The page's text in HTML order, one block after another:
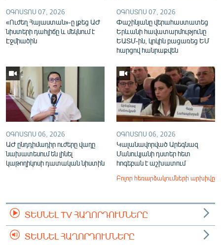
ՕԳՈՍՏՈՍ 07, 2026
«Ուժեղ Հայաստան»-ը լքեց ԱԺ
նիստերի դահլիճը և մեկնում է
Էջմիածին
ՕԳՈՍՏՈՍ 07, 2026
Փաշինյանը վերահաստատեց
Երևանի հավատարմությունը
ԵԱՏՄ-ին, կրկին բացառեց ԵՄ
հարցով հանրաքվեն
ՕԳՈՍՏՈՍ 06, 2026
ԱԺ ընդդիմադիր ուժերը վաղը
նախատեսում են լինել
կաթողիկոսի դատական նիստին
ՕԳՈՍՏՈՍ 06, 2026
Կալանավորված Արեգնազ
Մանուկյանի դստեր հետ
հոգեբան է աշխատում
Բոլոր հեռարձակումների արխիվը
ՏԵՍՆԵԼ TV ՀԱՂՈՐԴՈՒՄՆԵՐԸ
ՏԵՍՆԵԼ ՀԱՂՈՐԴՈՒՄՆԵՐԸ